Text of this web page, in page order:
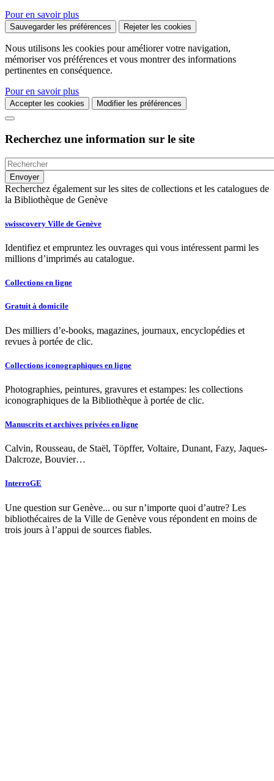
Pour en savoir plus
Sauvegarder les préférences Rejeter les cookies
Nous utilisons les cookies pour améliorer votre navigation,
mémoriser vos préférences et vous montrer des informations
pertinentes en conséquence.
Pour en savoir plus
Accepter les cookies Modifier les préférences
Recherchez une information sur le site
Recherchez également sur les sites de collections et les catalogues de
la Bibliothèque de Genève
swisscovery Ville de Genève
Identifiez et empruntez les ouvrages qui vous intéressent parmi les
millions d’imprimés au catalogue.
Collections en ligne
Gratuit à domicile
Des milliers d’e-books, magazines, journaux, encyclopédies et
revues à portée de clic.
Collections iconographiques en ligne
Photographies, peintures, gravures et estampes: les collections
iconographiques de la Bibliothèque à portée de clic.
Manuscrits et archives privées en ligne
Calvin, Rousseau, de Staël, Töpffer, Voltaire, Dunant, Fazy, Jaques-
Dalcroze, Bouvier…
InterroGE
Une question sur Genève... ou sur n’importe quoi d’autre? Les
bibliothécaires de la Ville de Genève vous répondent en moins de
trois jours à l’appui de sources fiables.